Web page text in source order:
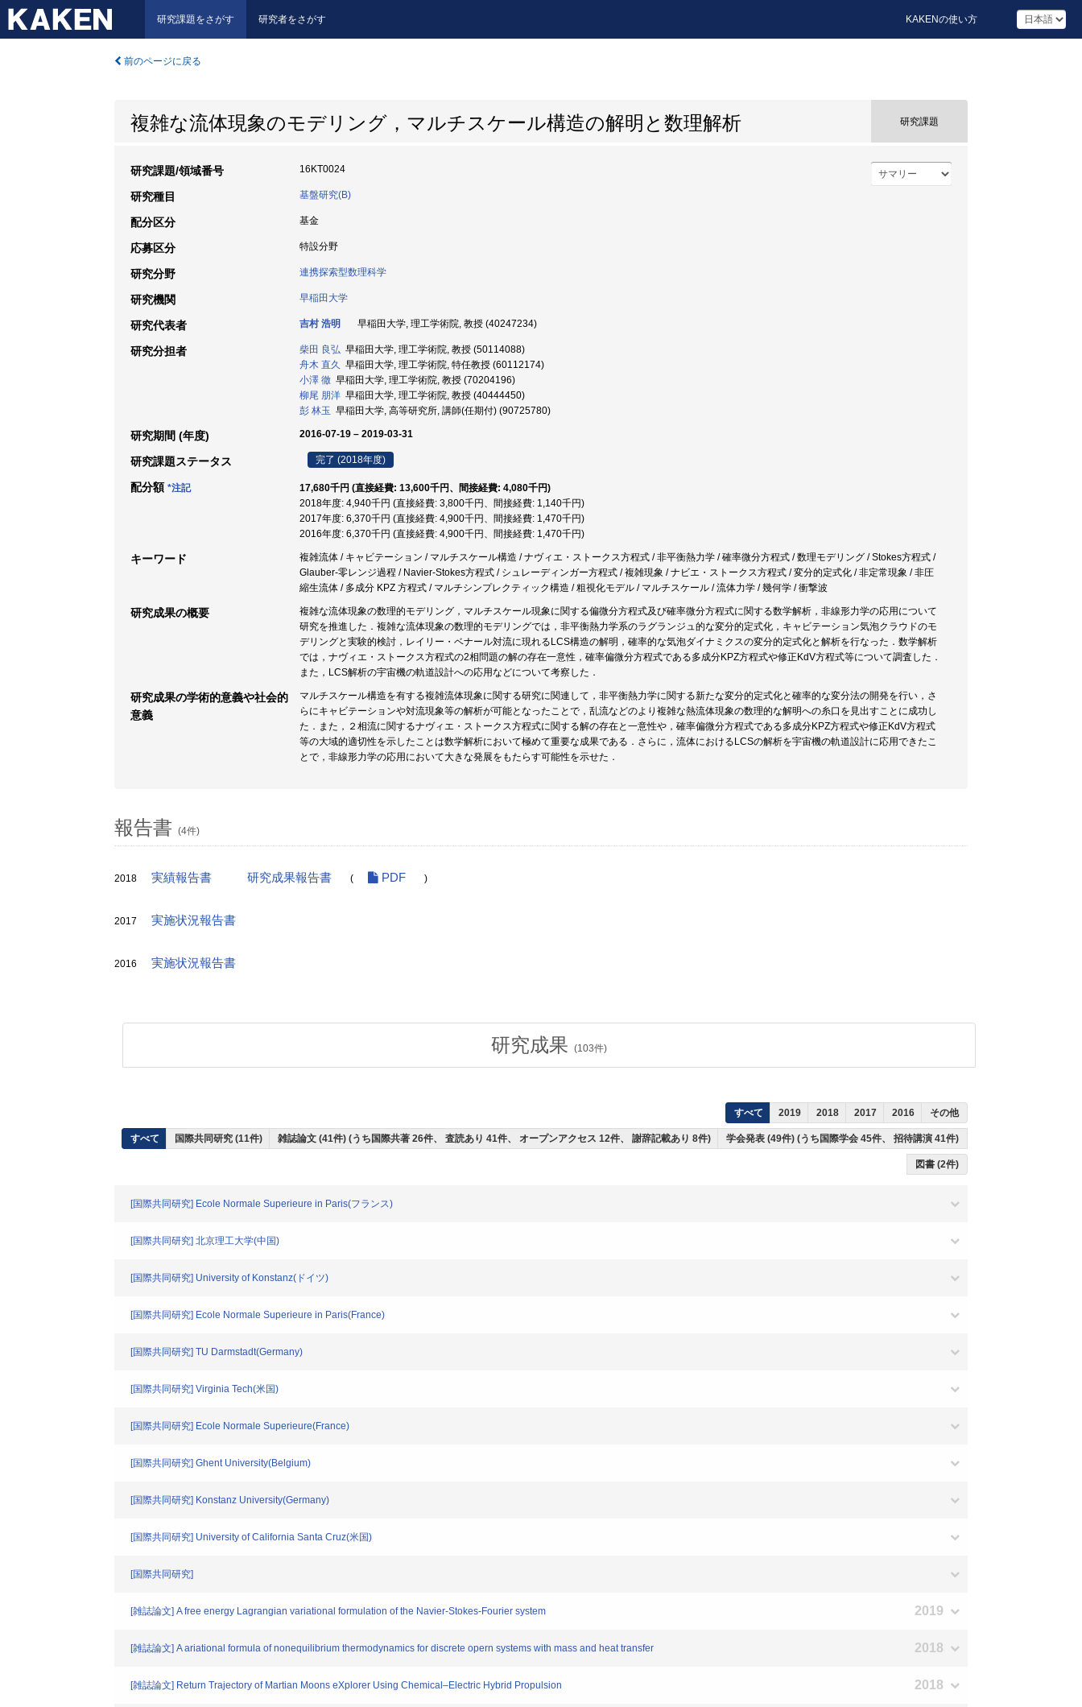
研究課題をさがす 研究者をさがす KAKENの使い方
前のページに戻る
複雑な流体現象のモデリング，マルチスケール構造の解明と数理解析 研究課題
研究課題/領域番号 16KT0024
研究種目 基盤研究(B)
配分区分 基金
応募区分 特設分野
研究分野 連携探索型数理科学
研究機関 早稲田大学
研究代表者 吉村 浩明 早稲田大学, 理工学術院, 教授 (40247234)
研究分担者 柴田 良弘 早稲田大学, 理工学術院, 教授 (50114088)
舟木 直久 早稲田大学, 理工学術院, 特任教授 (60112174)
小澤 徹 早稲田大学, 理工学術院, 教授 (70204196)
柳尾 朋洋 早稲田大学, 理工学術院, 教授 (40444450)
彭 林玉 早稲田大学, 高等研究所, 講師(任期付) (90725780)
研究期間 (年度) 2016-07-19 – 2019-03-31
研究課題ステータス 完了 (2018年度)
配分額 *注記
17,680千円 (直接経費: 13,600千円、間接経費: 4,080千円)
2018年度: 4,940千円 (直接経費: 3,800千円、間接経費: 1,140千円)
2017年度: 6,370千円 (直接経費: 4,900千円、間接経費: 1,470千円)
2016年度: 6,370千円 (直接経費: 4,900千円、間接経費: 1,470千円)
キーワード
複雑流体 / キャビテーション / マルチスケール構造 / ナヴィエ・ストークス方程式 / 非平衡熱力学 / 確率微分方程式 / 数理モデリング / Stokes方程式 /
Glauber-零レンジ過程 / Navier-Stokes方程式 / シュレーディンガー方程式 / 複雑現象 / ナビエ・ストークス方程式 / 変分的定式化 / 非定常現象 / 非圧
縮生流体 / 多成分 KPZ 方程式 / マルチシンプレクティック構造 / 粗視化モデル / マルチスケール / 流体力学 / 幾何学 / 衝撃波
研究成果の概要
複雑な流体現象の数理的モデリング，マルチスケール現象に関する偏微分方程式及び確率微分方程式に関する数学解析，非線形力学の応用について
研究を推進した．複雑な流体現象の数理的モデリングでは，非平衡熱力学系のラグランジュ的な変分的定式化，キャビテーション気泡クラウドのモ
デリングと実験的検討，レイリー・ベナール対流に現れるLCS構造の解明，確率的な気泡ダイナミクスの変分的定式化と解析を行なった．数学解析
では，ナヴィエ・ストークス方程式の2相問題の解の存在一意性，確率偏微分方程式である多成分KPZ方程式や修正KdV方程式等について調査した．
また，LCS解析の宇宙機の軌道設計への応用などについて考察した．
研究成果の学術的意義や社会的
意義
マルチスケール構造を有する複雑流体現象に関する研究に関連して，非平衡熱力学に関する新たな変分的定式化と確率的な変分法の開発を行い，さ
らにキャビテーションや対流現象等の解析が可能となったことで，乱流などのより複雑な熱流体現象の数理的な解明への糸口を見出すことに成功し
た．また，２相流に関するナヴィエ・ストークス方程式に関する解の存在と一意性や，確率偏微分方程式である多成分KPZ方程式や修正KdV方程式
等の大域的適切性を示したことは数学解析において極めて重要な成果である．さらに，流体におけるLCSの解析を宇宙機の軌道設計に応用できたこ
とで，非線形力学の応用において大きな発展をもたらす可能性を示せた．
報告書 (4件)
2018 実績報告書 研究成果報告書 ( PDF )
2017 実施状況報告書
2016 実施状況報告書
研究成果 (103件)
すべて 2019 2018 2017 2016 その他
すべて 国際共同研究 (11件) 雑誌論文 (41件) (うち国際共著 26件、 査読あり 41件、 オープンアクセス 12件、 謝辞記載あり 8件) 学会発表 (49件) (うち国際学会 45件、 招待講演 41件)
図書 (2件)
[国際共同研究] Ecole Normale Superieure in Paris(フランス)
[国際共同研究] 北京理工大学(中国)
[国際共同研究] University of Konstanz(ドイツ)
[国際共同研究] Ecole Normale Superieure in Paris(France)
[国際共同研究] TU Darmstadt(Germany)
[国際共同研究] Virginia Tech(米国)
[国際共同研究] Ecole Normale Superieure(France)
[国際共同研究] Ghent University(Belgium)
[国際共同研究] Konstanz University(Germany)
[国際共同研究] University of California Santa Cruz(米国)
[国際共同研究]
[雑誌論文] A free energy Lagrangian variational formulation of the Navier-Stokes-Fourier system 2019
[雑誌論文] A ariational formula of nonequilibrium thermodynamics for discrete opern systems with mass and heat transfer 2018
[雑誌論文] Return Trajectory of Martian Moons eXplorer Using Chemical–Electric Hybrid Propulsion 2018